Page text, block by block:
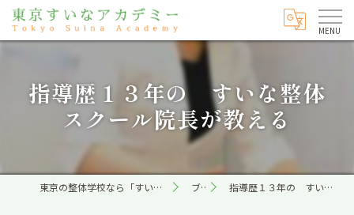
指導歴１３年の すいな整体
スクール院長が教える
東京の整体学校なら「すいな」専門の東京すいなアカデミー ブログ 指導歴１３年の すいな整体スクール院長が教える